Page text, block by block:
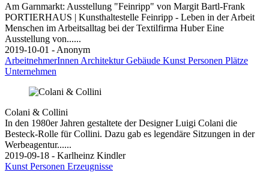
Am Garnmarkt: Ausstellung "Feinripp" von Margit Bartl-Frank
PORTIERHAUS | Kunsthaltestelle Feinripp - Leben in der Arbeit
Menschen im Arbeitsalltag bei der Textilfirma Huber Eine
Ausstellung von......
2019-10-01 - Anonym
ArbeitnehmerInnen ArchitekturGebäude Kunst Personen Plätze
Unternehmen
Colani & Collini
In den 1980er Jahren gestaltete der Designer Luigi Colani die
Besteck-Rolle für Collini. Dazu gab es legendäre Sitzungen in der
Werbeagentur......
2019-09-18 - Karlheinz Kindler
Kunst Personen Erzeugnisse